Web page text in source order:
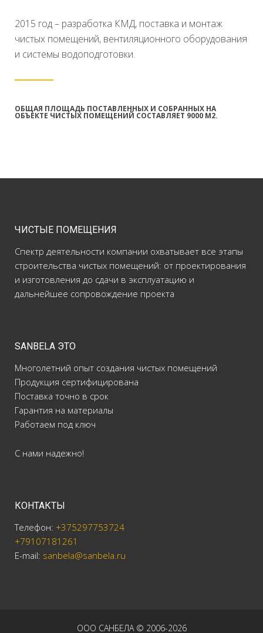
2015 год – разработка КМД, поставка и монтаж
чистых помещений, вентиляционного оборудования
и системы водоподготовки.
ОБЩАЯ ПЛОЩАДЬ ПОСТАВЛЕННЫХ И СОБРАННЫХ НА
ОБЪЕКТЕ ЧИСТЫХ ПОМЕЩЕНИЙ СОСТАВЛЯЕТ 9000 М2.
ЧИСТЫЕ ПОМЕЩЕНИЯ
Спектр деятельности компании охватывает все этапы
строительства чистых помещений: от проектирования
и изготовления до сдачи в эксплуатацию и
дальнейшее сопровождение проекта
SANBELA ЭТО
Многолетний опыт создания чистых помещений
Продукция сертифицирована
Поставка точно в срок
Гарантия на материалы
Работаем под ключ
С нами надежно!
КОНТАКТЫ
Телефон: +375297753724
+79107181261
E-mail: sanbela@sanbela.ru
ООО САНБЕЛА © 2006-2026